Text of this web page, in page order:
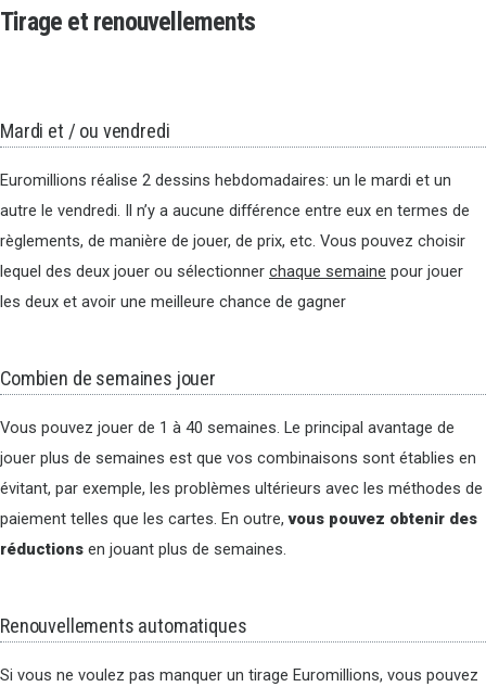
Tirage et renouvellements
Mardi et / ou vendredi
Euromillions réalise 2 dessins hebdomadaires: un le mardi et un
autre le vendredi. Il n’y a aucune différence entre eux en termes de
règlements, de manière de jouer, de prix, etc. Vous pouvez choisir
lequel des deux jouer ou sélectionner chaque semaine pour jouer
les deux et avoir une meilleure chance de gagner
Combien de semaines jouer
Vous pouvez jouer de 1 à 40 semaines. Le principal avantage de
jouer plus de semaines est que vos combinaisons sont établies en
évitant, par exemple, les problèmes ultérieurs avec les méthodes de
paiement telles que les cartes. En outre,vous pouvez obtenir des
réductions en jouant plus de semaines.
Renouvellements automatiques
Si vous ne voulez pas manquer un tirage Euromillions, vous pouvez